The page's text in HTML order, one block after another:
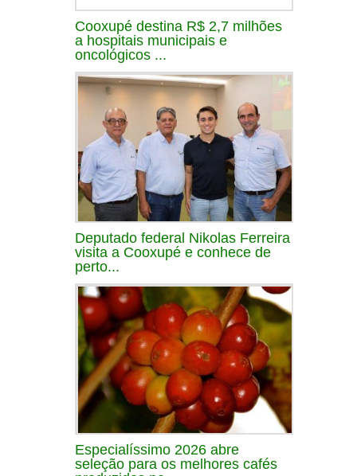
Cooxupé destina R$ 2,7 milhões
a hospitais municipais e
oncológicos ...
Deputado federal Nikolas Ferreira
visita a Cooxupé e conhece de
perto...
Especialíssimo 2026 abre
seleção para os melhores cafés